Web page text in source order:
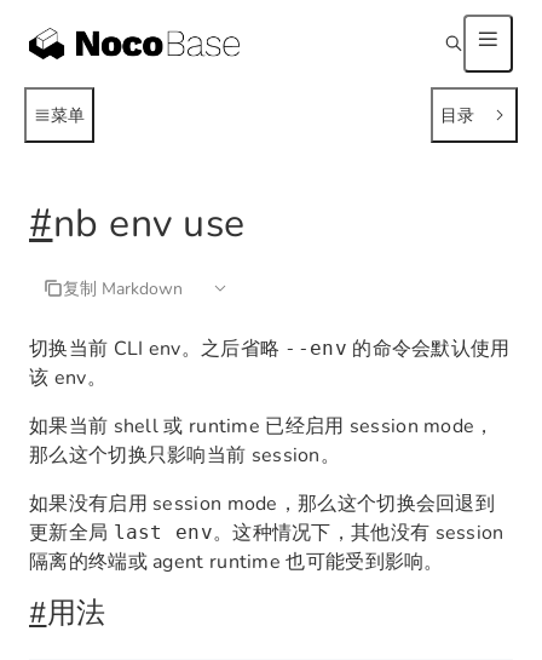
菜单 目录
#nb env use
复制 Markdown
切换当前 CLI env。之后省略 --env 的命令会默认使用
该 env。
如果当前 shell 或 runtime 已经启用 session mode，
那么这个切换只影响当前 session。
如果没有启用 session mode，那么这个切换会回退到
更新全局 last env。这种情况下，其他没有 session
隔离的终端或 agent runtime 也可能受到影响。
#用法